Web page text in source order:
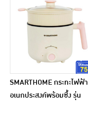
SMARTHOME กระทะไฟฟ้า
อเนกประสงค์พร้อมซึ้ง รุ่น